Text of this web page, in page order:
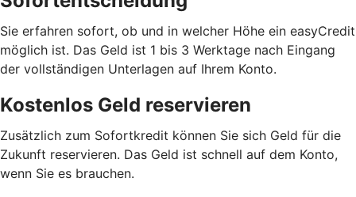
Sie erfahren sofort, ob und in welcher Höhe ein easyCredit
möglich ist. Das Geld ist 1 bis 3 Werktage nach Eingang
der vollständigen Unterlagen auf Ihrem Konto.
Kostenlos Geld reservieren
Zusätzlich zum Sofortkredit können Sie sich Geld für die
Zukunft reservieren. Das Geld ist schnell auf dem Konto,
wenn Sie es brauchen.